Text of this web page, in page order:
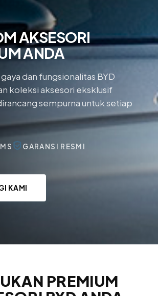
AKSESORI
ANDA
dan fungsionalitas BYD
koleksi aksesori eksklusif
sempurna untuk setiap
GARANSI RESMI
KAMI
PREMIUM